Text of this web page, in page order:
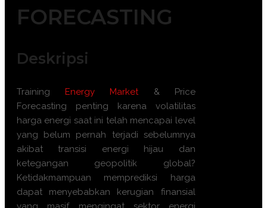
FORECASTING
Deskripsi
Training Energy Market& Price
Forecasting penting karena volatilitas
harga energi saat ini telah mencapai level
yang belum pernah terjadi sebelumnya
akibat transisi energi hijau dan
ketegangan geopolitik global?
Ketidakmampuan memprediksi harga
dapat menyebabkan kerugian finansial